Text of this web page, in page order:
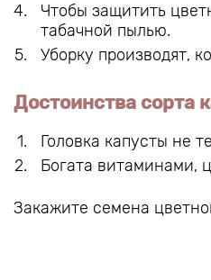
Чтобы защитить
табачной пылью.
Уборку производят,
Достоинства сорта
Головка капусты не
Богата витаминами,
Закажите семена